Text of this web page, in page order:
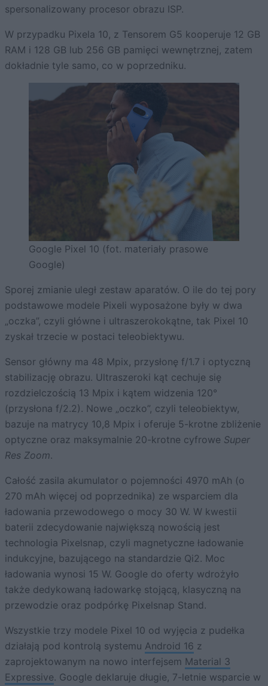
spersonalizowany procesor obrazu ISP.
W przypadku Pixela 10, z Tensorem G5 kooperuje 12 GB
RAM i 128 GB lub 256 GB pamięci wewnętrznej, zatem
dokładnie tyle samo, co w poprzedniku.
Google Pixel 10 (fot. materiały prasowe
Google)
Sporej zmianie uległ zestaw aparatów. O ile do tej pory
podstawowe modele Pixeli wyposażone były w dwa
„oczka”, czyli główne i ultraszerokokątne, tak Pixel 10
zyskał trzecie w postaci teleobiektywu.
Sensor główny ma 48 Mpix, przysłonę f/1.7 i optyczną
stabilizację obrazu. Ultraszeroki kąt cechuje się
rozdzielczością 13 Mpix i kątem widzenia 120°
(przysłona f/2.2). Nowe „oczko”, czyli teleobiektyw,
bazuje na matrycy 10,8 Mpix i oferuje 5-krotne zbliżenie
optyczne oraz maksymalnie 20-krotne cyfrowe Super
Res Zoom.
Całość zasila akumulator o pojemności 4970 mAh (o
270 mAh więcej od poprzednika) ze wsparciem dla
ładowania przewodowego o mocy 30 W. W kwestii
baterii zdecydowanie największą nowością jest
technologia Pixelsnap, czyli magnetyczne ładowanie
indukcyjne, bazującego na standardzie Qi2. Moc
ładowania wynosi 15 W. Google do oferty wdrożyło
także dedykowaną ładowarkę stojącą, klasyczną na
przewodzie oraz podpórkę Pixelsnap Stand.
Wszystkie trzy modele Pixel 10 od wyjęcia z pudełka
działają pod kontrolą systemu Android 16 z
zaprojektowanym na nowo interfejsem Material 3
Expressive. Google deklaruje długie, 7-letnie wsparcie w